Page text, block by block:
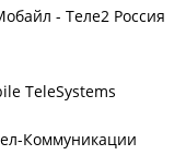
- Теле2 Россия
TeleSystems
Коммуникации